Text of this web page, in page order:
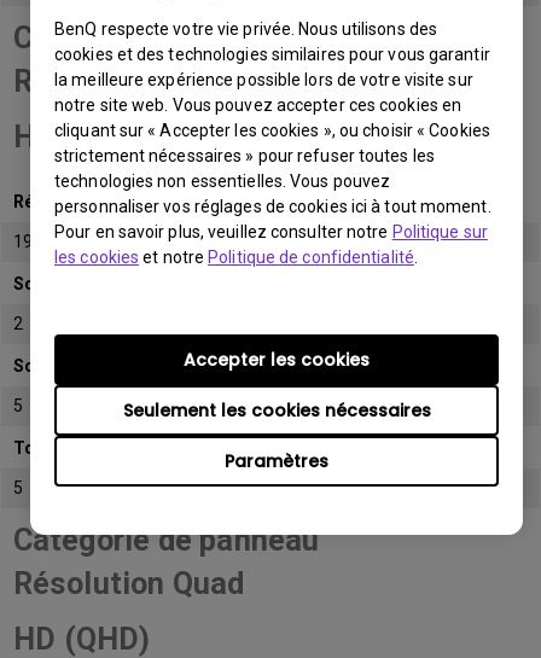
BenQ respecte votre vie privée. Nous utilisons des
cookies et des technologies similaires pour vous garantir
la meilleure expérience possible lors de votre visite sur
notre site web. Vous pouvez accepter ces cookies en
cliquant sur « Accepter les cookies », ou choisir « Cookies
strictement nécessaires » pour refuser toutes les
technologies non essentielles. Vous pouvez
personnaliser vos réglages de cookies ici à tout moment.
Pour en savoir plus, veuillez consulter notre Politique sur
les cookies et notrePolitique de confidentialité
Paramètres
Seulement les cookies nécessaires
Accepter les cookies
Catégorie de panneau
Résolution Full
HD (FHD)
Résolution native
1920x1080 (1080p)
Sous-pixel lumineux
2
Sous-pixel sombre
5
Total de sous-pixels admissibles
5
Catégorie de panneau
Résolution Quad
HD (QHD)